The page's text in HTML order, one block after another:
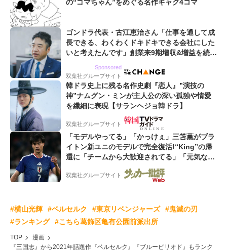
の“ゴマちゃん”をめぐる名作ギャグ4コマ
ゴンドラ代表・古江恵治さん「仕事を通して成
長できる、わくわくドキドキできる会社にした
いと考えたんです」創業来9期増収&増益を続け
Sponsored
双葉社グループサイト
韓ドラ史上に残る名作史劇『恋人』”演技の
神”ナムグン・ミンが主人公の深い孤独や情愛
を繊細に表現【サランヘジョ韓ドラ】
双葉社グループサイト
「モデルやってる」「かっけぇ」三笘薫がブラ
イトン新ユニのモデルで完全復活!“King”の帰
還に「チームから大歓迎されてる」「元気な姿
双葉社グループサイト
#横山光輝 #ベルセルク #東京リベンジャーズ
#鬼滅の刃
#ランキング
#こちら葛飾区亀有公園前派出所
TOP
漫画
『三国志』から2021年話題作『ベルセルク』『ブルーピリオド』もランク